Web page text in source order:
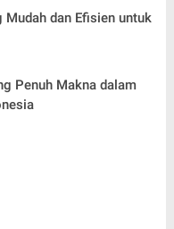
Mudah dan Efisien untuk
Penuh Makna dalam